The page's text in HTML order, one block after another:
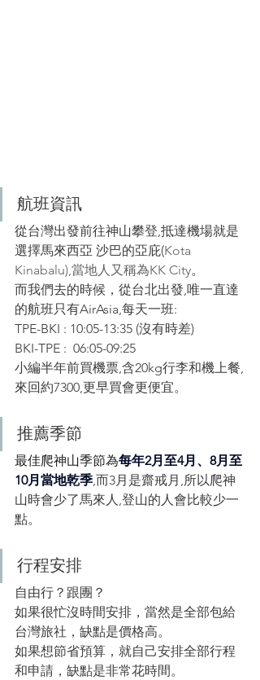
航班資訊
從台灣出發前往神山攀登,抵達機場就是
選擇馬來西亞 沙巴的亞庇(Kota
Kinabalu),當地人又稱為KK City。
而我們去的時候，從台北出發,唯一直達
的航班只有AirAsia,每天一班:
TPE-BKI : 10:05-13:35 (沒有時差)
BKI-TPE :  06:05-09:25
小編半年前買機票,含20kg行李和機上餐,
來回約7300,更早買會更便宜。
推薦季節
最佳爬神山季節為每年2月至4月、8月至
10月當地乾季,而3月是齋戒月,所以爬神
山時會少了馬來人,登山的人會比較少一
點。
行程安排
自由行？跟團？
如果很忙沒時間安排，當然是全部包給
台灣旅社，缺點是價格高。
如果想節省預算，就自己安排全部行程
和申請，缺點是非常花時間。